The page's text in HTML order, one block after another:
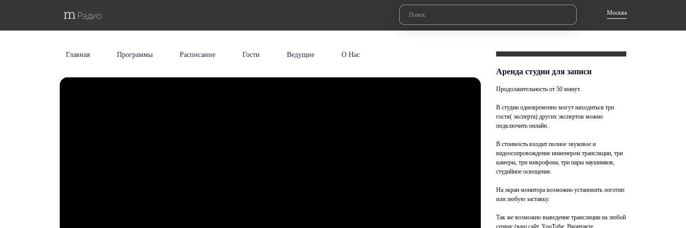
Москва
Главная Программы Расписание Гости Ведущие О Нас
Аренда студии для записи
Продолжительность от 50 минут.
В студии одновременно могут находиться три
гостя( эксперта) других экспертов можно
подключить онлайн.
В стоимость входит полное звуковое и
видеосопровождение инженером трансляции, три
камеры, три микрофона, три пары наушников,
студийное освещение.
На экран монитора возможно установить логотип
или любую заставку.
Так же возможно выведение трансляции на любой